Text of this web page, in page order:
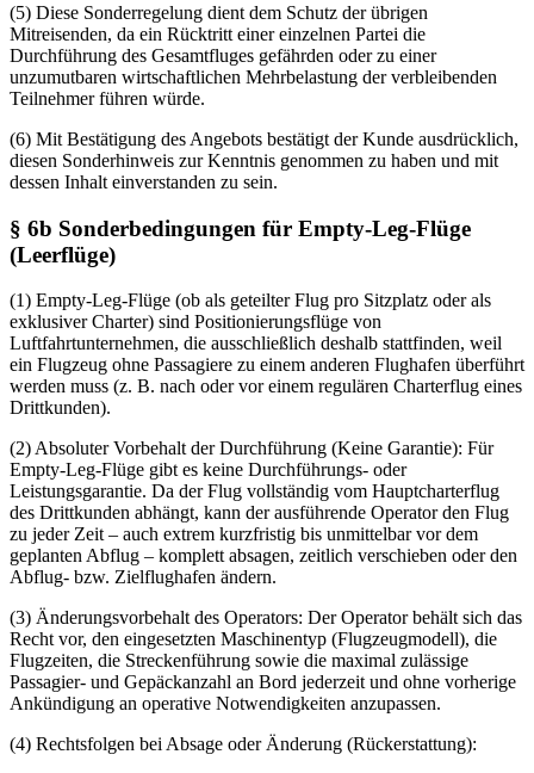
(5) Diese Sonderregelung dient dem Schutz der übrigen
Mitreisenden, da ein Rücktritt einer einzelnen Partei die
Durchführung des Gesamtfluges gefährden oder zu einer
unzumutbaren wirtschaftlichen Mehrbelastung der verbleibenden
Teilnehmer führen würde.
(6) Mit Bestätigung des Angebots bestätigt der Kunde ausdrücklich,
diesen Sonderhinweis zur Kenntnis genommen zu haben und mit
dessen Inhalt einverstanden zu sein.
§ 6b Sonderbedingungen für Empty-Leg-Flüge
(Leerflüge)
(1) Empty-Leg-Flüge (ob als geteilter Flug pro Sitzplatz oder als
exklusiver Charter) sind Positionierungsflüge von
Luftfahrtunternehmen, die ausschließlich deshalb stattfinden, weil
ein Flugzeug ohne Passagiere zu einem anderen Flughafen überführt
werden muss (z. B. nach oder vor einem regulären Charterflug eines
Drittkunden).
(2) Absoluter Vorbehalt der Durchführung (Keine Garantie): Für
Empty-Leg-Flüge gibt es keine Durchführungs- oder
Leistungsgarantie. Da der Flug vollständig vom Hauptcharterflug
des Drittkunden abhängt, kann der ausführende Operator den Flug
zu jeder Zeit – auch extrem kurzfristig bis unmittelbar vor dem
geplanten Abflug – komplett absagen, zeitlich verschieben oder den
Abflug- bzw. Zielflughafen ändern.
(3) Änderungsvorbehalt des Operators: Der Operator behält sich das
Recht vor, den eingesetzten Maschinentyp (Flugzeugmodell), die
Flugzeiten, die Streckenführung sowie die maximal zulässige
Passagier- und Gepäckanzahl an Bord jederzeit und ohne vorherige
Ankündigung an operative Notwendigkeiten anzupassen.
(4) Rechtsfolgen bei Absage oder Änderung (Rückerstattung):